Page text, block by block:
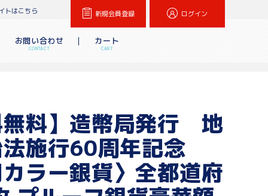
トはこちら 新規会員登録 ログイン
お問い合わせ
CONTACT
カート
CART
無料】造幣局発行 地
施行60周年記念
カラー銀貨〉全都道府